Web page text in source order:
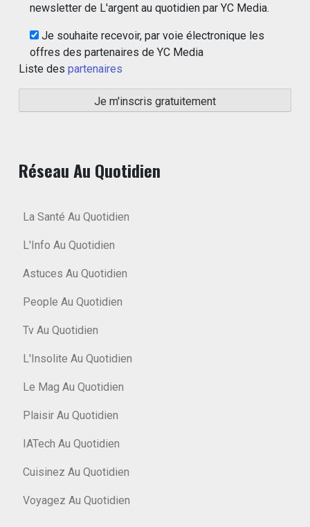
newsletter de L'argent au quotidien par YC Media.
Je souhaite recevoir, par voie électronique les
offres des partenaires de YC Media
Liste des partenaires
Réseau Au Quotidien
La Santé Au Quotidien
L'Info Au Quotidien
Astuces Au Quotidien
People Au Quotidien
Tv Au Quotidien
L'Insolite Au Quotidien
Le Mag Au Quotidien
Plaisir Au Quotidien
IATech Au Quotidien
Cuisinez Au Quotidien
Voyagez Au Quotidien